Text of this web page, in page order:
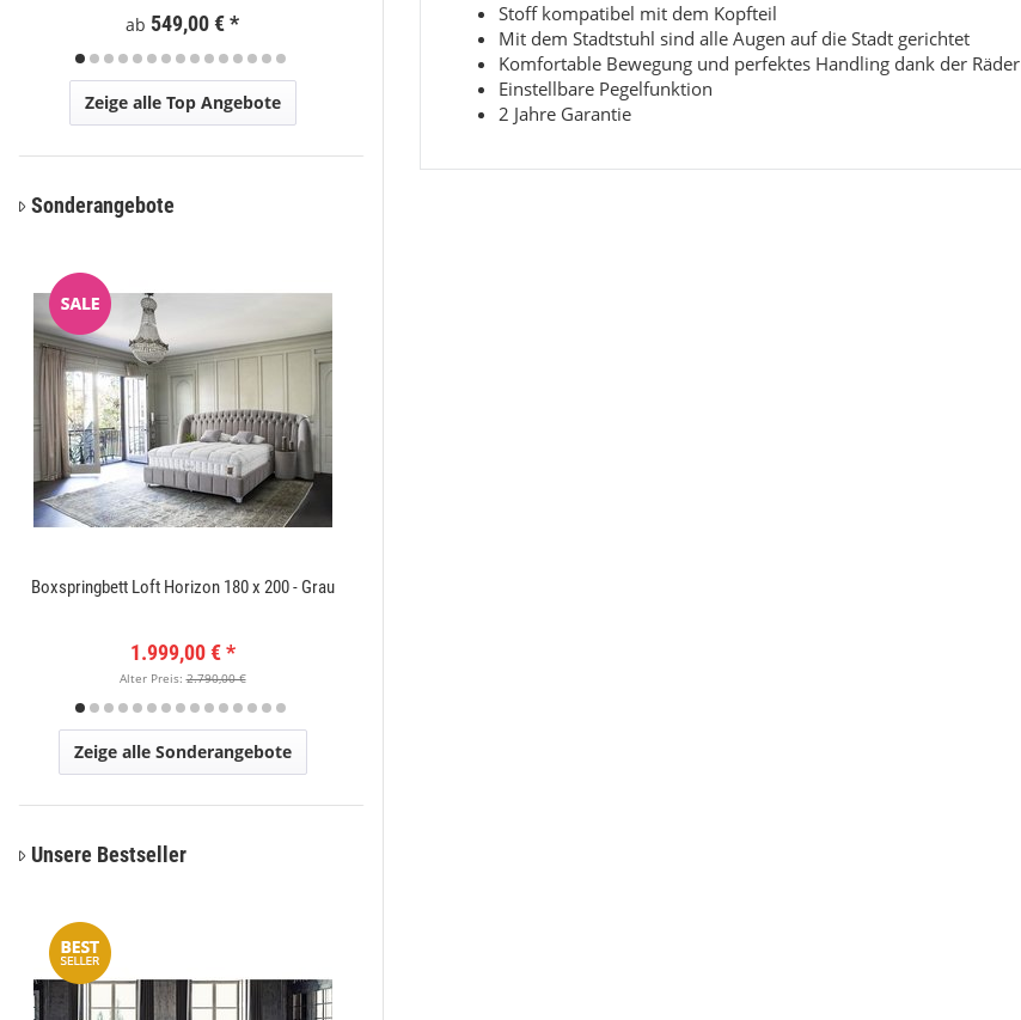
Stoff kompatibel mit dem Kopfteil
Mit dem Stadtstuhl sind alle Augen auf die Stadt gerichtet
Komfortable Bewegung und perfektes Handling dank der Räder
Einstellbare Pegelfunktion
2 Jahre Garantie
ab 549,00 €* Preis auf Anfrage
Zeige alle Top Angebote
Sonderangebote
Boxspringbett Loft Horizon 180 x 200 - Grau
1.999,00 € *
Alter Preis:2.790,00 €
Zeige alle Sonderangebote
Unsere Bestseller